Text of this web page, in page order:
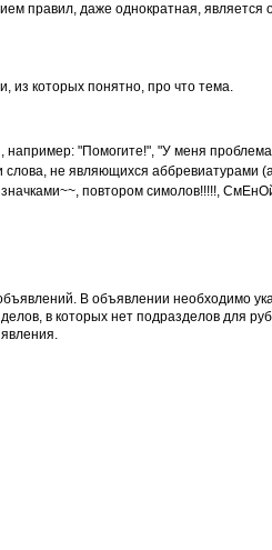
правил, даже однократная, является
из которых понятно, про что тема.
например: "Помогите!", "У меня
не являющихся
повтором симолов!!!!!,
В объявлении необходимо
в которых нет подразделов для